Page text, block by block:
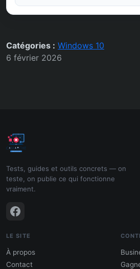
Catégories : Windows 10
6 février 2026
Tests, guides et outils concrets — on
teste, on publie ce qui fonctionne
vraiment.
LE SITE
À propos
Contact